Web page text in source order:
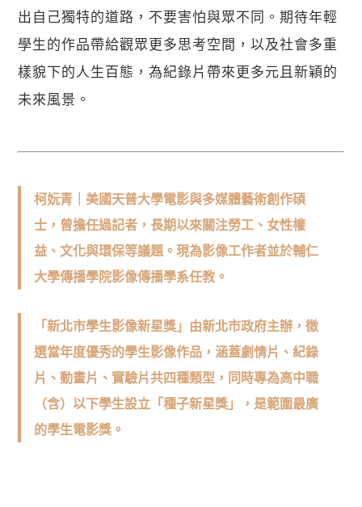
出自己獨特的道路，不要害怕與眾不同。期待年輕
學生的作品帶給觀眾更多思考空間，以及社會多重
樣貌下的人生百態，為紀錄片帶來更多元且新穎的
未來風景。
柯妧青｜美國天普大學電影與多媒體藝術創作碩
士，曾擔任過記者，長期以來關注勞工、女性權
益、文化與環保等議題。現為影像工作者並於輔仁
大學傳播學院影像傳播學系任教。
「新北市學生影像新星獎」由新北市政府主辦，徵
選當年度優秀的學生影像作品，涵蓋劇情片、紀錄
片、動畫片、實驗片共四種類型，同時專為高中職
（含）以下學生設立「種子新星獎」，是範圍最廣
的學生電影獎。